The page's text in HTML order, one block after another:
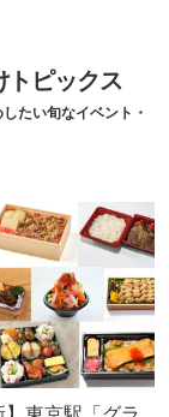
トピックス
たい旬なイベント・